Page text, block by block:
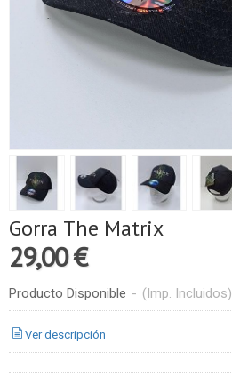
Gorra The Matrix
29,00 €
Producto Disponible - (Imp. Incluidos)
Ver descripción